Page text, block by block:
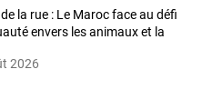
de la rue : Le Marocfaceau défi
envers lesanimauxet la
2026